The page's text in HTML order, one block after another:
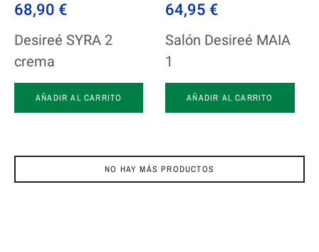
68,90 €
Desireé SYRA 2
crema
AÑADIR AL CARRITO
64,95 €
Salón Desireé MAIA
1
AÑADIR AL CARRITO
NO HAY MÁS PRODUCTOS